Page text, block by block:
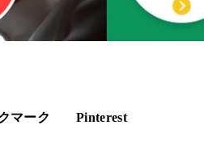
マーク Pinterest